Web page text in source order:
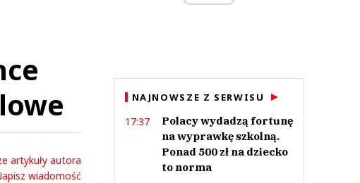
artykuły autora
wiadomość
NAJNOWSZE Z SERWISU
17:37
Polacy wydadzą fortunę
na wyprawkę szkolną.
Ponad 500 zł na dziecko
to norma